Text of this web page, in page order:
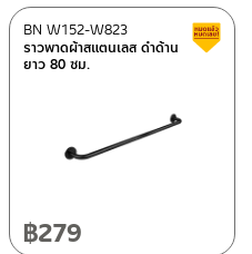
สินค้าลดราคา เคลียร์สต็อก
ราวพาดผ้าสแตนเลส ดำด้าน
ยาว 80 ซม.
BN W152-W823
฿279